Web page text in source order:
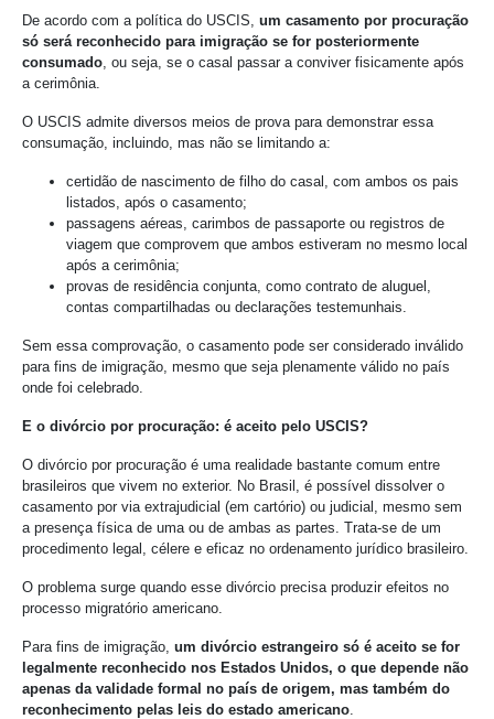
De acordo com a política do USCIS, um casamento por procuração
só será reconhecido para imigração se for posteriormente
consumado, ou seja, se o casal passar a conviver fisicamente após
a cerimônia.
O USCIS admite diversos meios de prova para demonstrar essa
consumação, incluindo, mas não se limitando a:
certidão de nascimento de filho do casal, com ambos os pais
listados, após o casamento;
passagens aéreas, carimbos de passaporte ou registros de
viagem que comprovem que ambos estiveram no mesmo local
após a cerimônia;
provas de residência conjunta, como contrato de aluguel,
contas compartilhadas ou declarações testemunhais.
Sem essa comprovação, o casamento pode ser considerado inválido
para fins de imigração, mesmo que seja plenamente válido no país
onde foi celebrado.
E o divórcio por procuração: é aceito pelo USCIS?
O divórcio por procuração é uma realidade bastante comum entre
brasileiros que vivem no exterior. No Brasil, é possível dissolver o
casamento por via extrajudicial (em cartório) ou judicial, mesmo sem
a presença física de uma ou de ambas as partes. Trata-se de um
procedimento legal, célere e eficaz no ordenamento jurídico brasileiro.
O problema surge quando esse divórcio precisa produzir efeitos no
processo migratório americano.
Para fins de imigração, um divórcio estrangeiro só é aceito se for
legalmente reconhecido nos Estados Unidos, o que depende não
apenas da validade formal no país de origem, mas também do
reconhecimento pelas leis do estado americano.